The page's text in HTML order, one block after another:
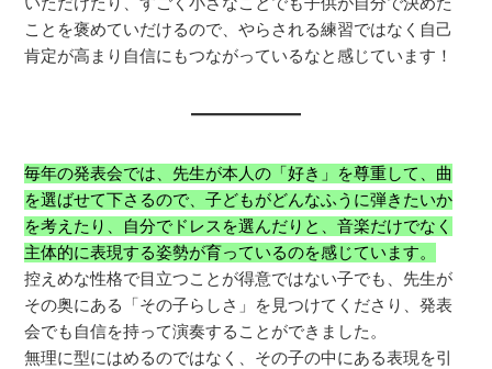
ことを褒めていだけるので、やらされる練習ではなく自己
肯定が高まり自信にもつながっているなと感じています！
毎年の発表会では、先生が本人の「好き」を尊重して、曲
を選ばせて下さるので、子どもがどんなふうに弾きたいか
を考えたり、自分でドレスを選んだりと、音楽だけでなく
主体的に表現する姿勢が育っているのを感じています。
控えめな性格で目立つことが得意ではない子でも、先生が
その奥にある「その子らしさ」を見つけてくださり、発表
会でも自信を持って演奏することができました。
無理に型にはめるのではなく、その子の中にある表現を引